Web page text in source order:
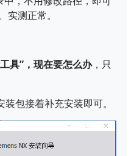
测正常。
具”，现在要怎么办，只
包接着补充安装即可。